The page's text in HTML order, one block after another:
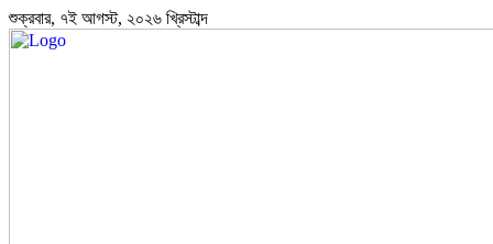
শুক্রবার, ৭ই আগস্ট, ২০২৬ খ্রিস্টাব্দ